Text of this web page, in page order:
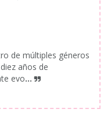
de múltiples géneros
años de
evo...